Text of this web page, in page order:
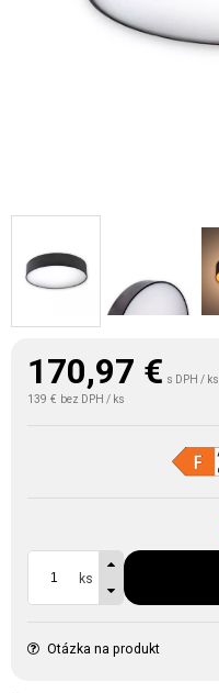
170,97 € s DPH / ks
139 € bez DPH / ks
ks
Otázka na produkt